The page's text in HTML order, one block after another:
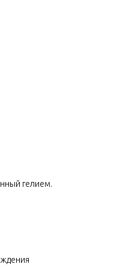
гелием.